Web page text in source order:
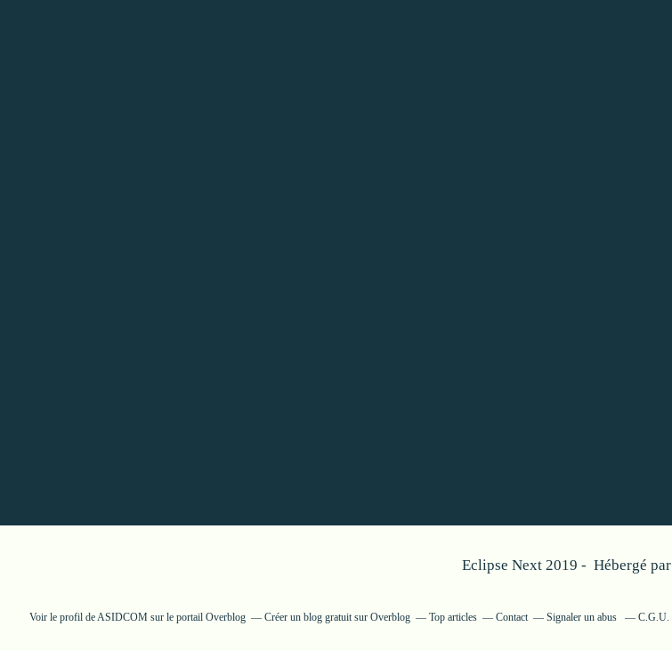
Eclipse Next 2019 - Hébergé par
Voir le profil deASIDCOMsur le portail Overblog Créer un blog gratuit sur Overblog Top articles Contact Signaler un abus C.G.U.